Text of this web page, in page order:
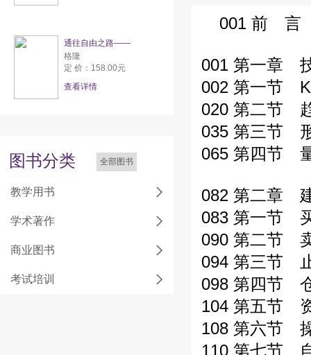
通往自由之路——
格隆
定 价：158.00元
查看详情
图书分类 全部图书
教学用书
学术著作
商业图书
考试培训
001 前 言
001 第一章
002 第一节
020 第二节
035 第三节
065 第四节
082 第二章
083 第一节
090 第二节
094 第三节
098 第四节
104 第五节
108 第六节
110 第七节